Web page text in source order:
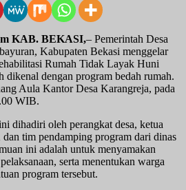
KAB. BEKASI,– Pemerintah Desa
Kabupaten Bekasi menggelar
Rumah Tidak Layak Huni
dengan program bedah rumah.
Aula Kantor Desa Karangreja, pada
WIB.
dihadiri oleh perangkat desa, ketua
tim pendamping program dari dinas
ini adalah untuk menyamakan
serta menentukan warga
program tersebut.